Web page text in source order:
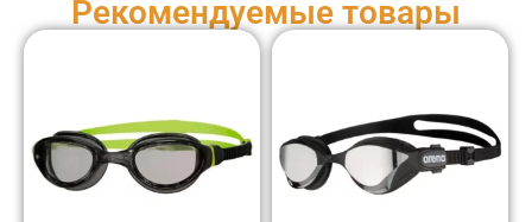
Рекомендуемые товары